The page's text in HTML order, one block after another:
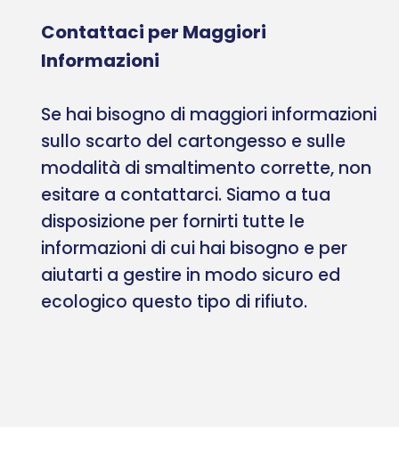
Contattaci per Maggiori
Informazioni
Se hai bisogno di maggiori informazioni
sullo scarto del cartongesso e sulle
modalità di smaltimento corrette, non
esitare a contattarci. Siamo a tua
disposizione per fornirti tutte le
informazioni di cui hai bisogno e per
aiutarti a gestire in modo sicuro ed
ecologico questo tipo di rifiuto.